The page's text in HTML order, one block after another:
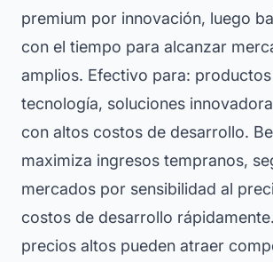
premium por innovación, luego
con el tiempo para alcanzar
amplios. Efectivo para:
tecnología, soluciones
con altos costos de desarrollo.
maximiza ingresos tempranos,
mercados por sensibilidad al
costos de desarrollo
precios altos pueden atraer